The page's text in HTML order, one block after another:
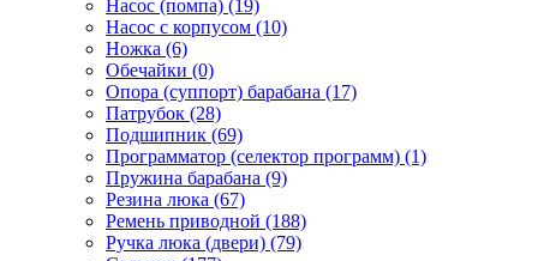
Насос (помпа) (19)
Насос c корпусом (10)
Ножка (6)
Обечайки (0)
Опора (суппорт) барабана (17)
Патрубок (28)
Подшипник (69)
Программатор (селектор программ) (1)
Пружина барабана (9)
Резина люка (67)
Ремень приводной (188)
Ручка люка (двери) (79)